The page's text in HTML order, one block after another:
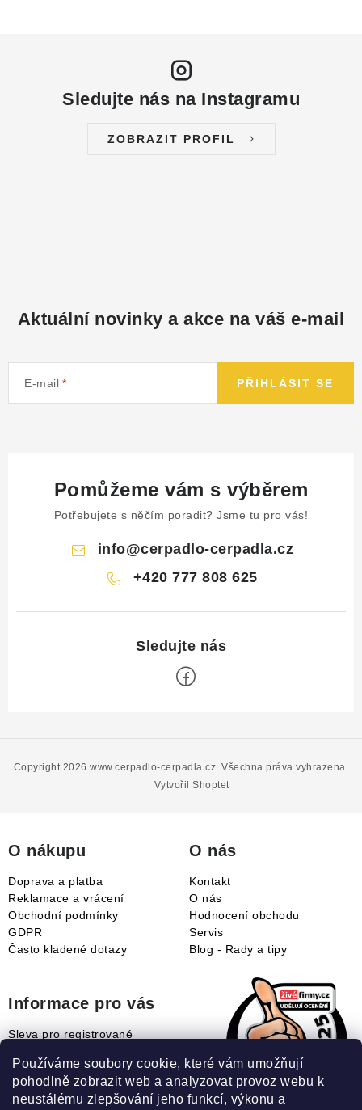
Používáme soubory cookie, které vám umožňují
pohodlně zobrazit web a analyzovat provoz webu k
neustálému zlepšování jeho funkcí, výkonu a
Sledujte nás na Instagramu
ZOBRAZIT PROFIL
Aktuální novinky a akce na váš e-mail
E-mail PŘIHLÁSIT SE
Pomůžeme vám s výběrem
Potřebujete s něčím poradit? Jsme tu pro vás!
info@cerpadlo-cerpadla.cz
+420 777 808 625
Vytvořil Shoptet
Copyright 2026www.cerpadlo-cerpadla.cz. Všechna práva vyhrazena.
O nákupu
Doprava a platba
Reklamace a vrácení
Obchodní podmínky
GDPR
Často kladené dotazy
O nás
Kontakt
O nás
Hodnocení obchodu
Servis
Blog - Rady a tipy
Informace pro vás
Sleva pro registrované
Jak uplatnit slevový kupón?
Jak nakupovat?
Slovník pojmů